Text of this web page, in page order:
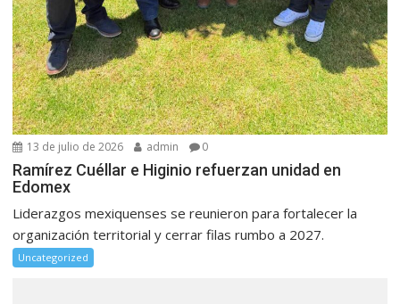
13 de julio de 2026 admin 0
Ramírez Cuéllar e Higinio refuerzan unidad en
Edomex
Liderazgos mexiquenses se reunieron para fortalecer la
organización territorial y cerrar filas rumbo a 2027.
Uncategorized